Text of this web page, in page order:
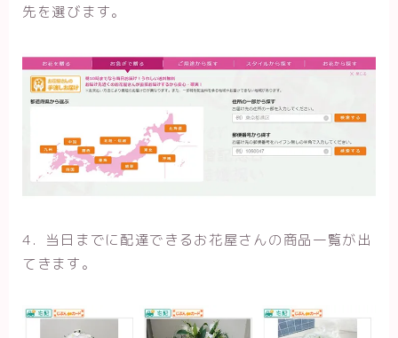
先を選びます。
4．当日までに配達できるお花屋さんの商品一覧が出
てきます。